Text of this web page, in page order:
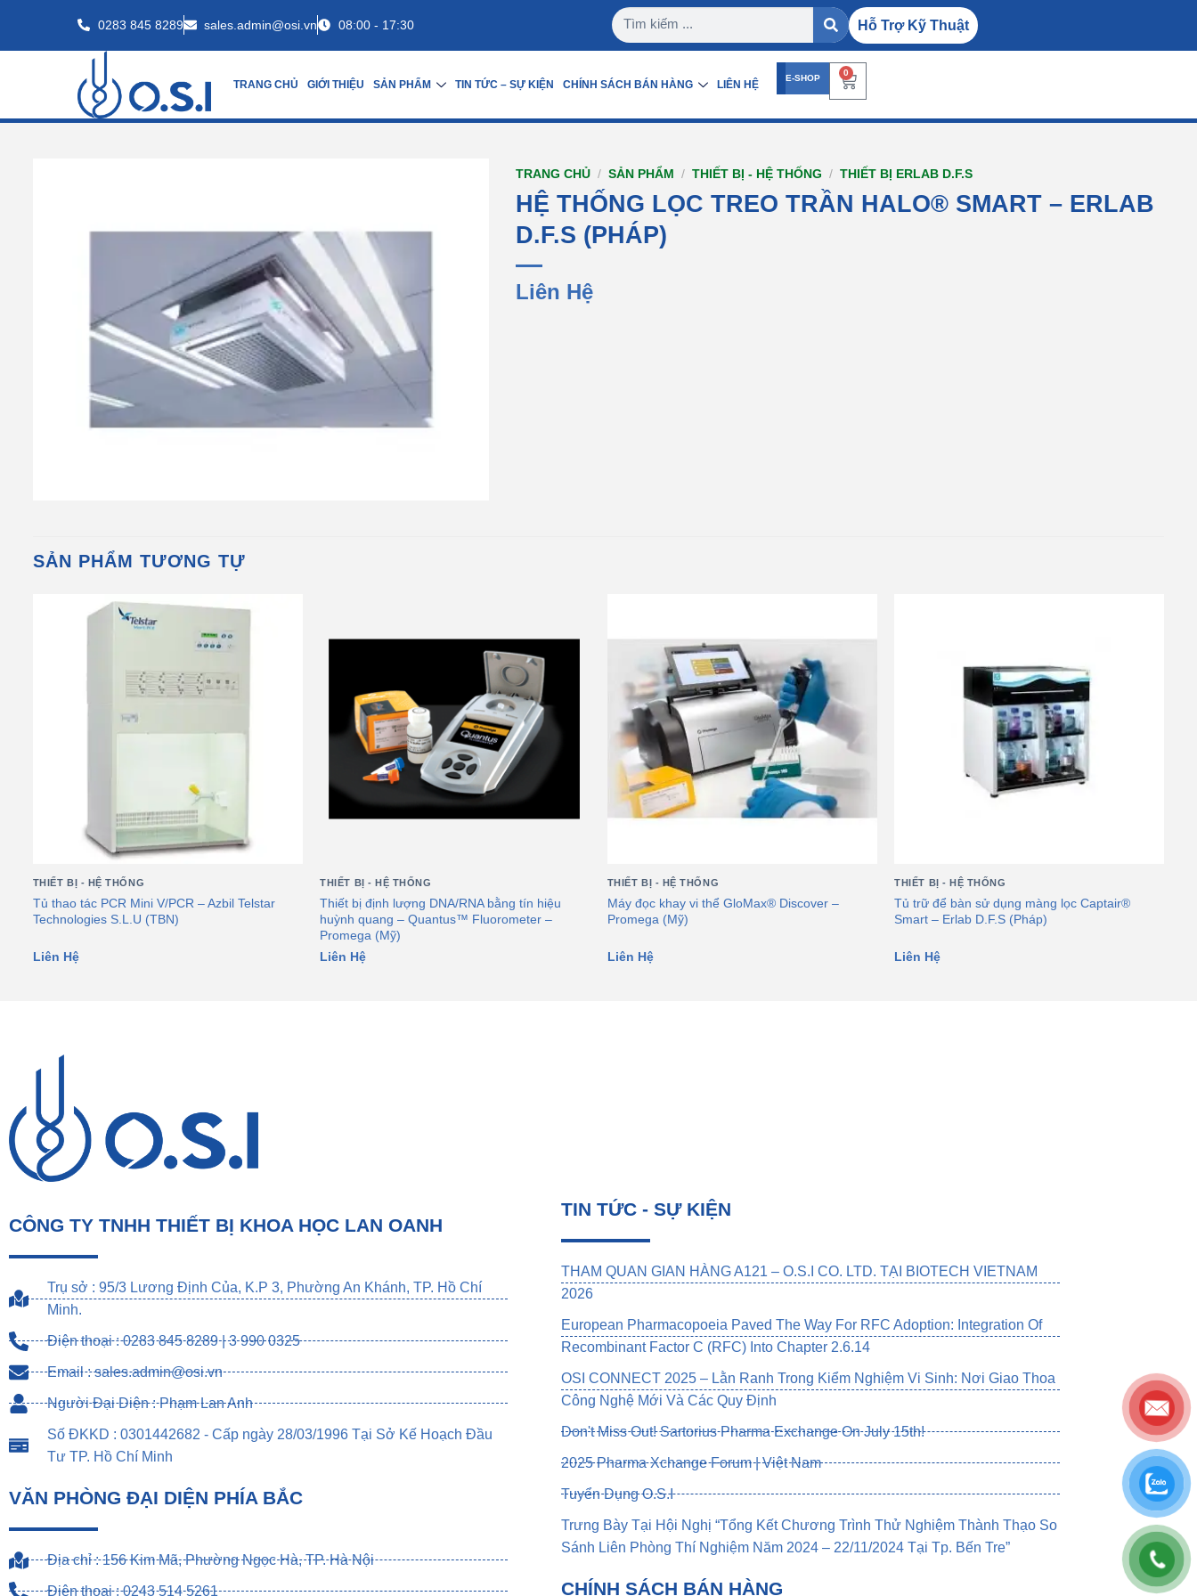
0283 845 8289 sales.admin@osi.vn 08:00 - 17:30 Hỗ Trợ Kỹ Thuật
TRANG CHỦ GIỚI THIỆU SẢN PHẨM TIN TỨC – SỰ KIỆN CHÍNH SÁCH BÁN HÀNG LIÊN HỆ E-SHOP
0
TRANG CHỦ / SẢN PHẨM / THIẾT BỊ - HỆ THỐNG / THIẾT BỊ ERLAB D.F.S
HỆ THỐNG LỌC TREO TRẦN HALO® SMART – ERLAB
D.F.S (PHÁP)
Liên Hệ
SẢN PHẨM TƯƠNG TỰ
THIẾT BỊ - HỆ THỐNG
Tủ thao tác PCR Mini V/PCR – Azbil Telstar
Technologies S.L.U (TBN)
Liên Hệ
THIẾT BỊ - HỆ THỐNG
Thiết bị định lượng DNA/RNA bằng tín hiệu
huỳnh quang – Quantus™ Fluorometer –
Promega (Mỹ)
Liên Hệ
THIẾT BỊ - HỆ THỐNG
Máy đọc khay vi thể GloMax® Discover –
Promega (Mỹ)
Liên Hệ
THIẾT BỊ - HỆ THỐNG
Tủ trữ để bàn sử dụng màng lọc Captair®
Smart – Erlab D.F.S (Pháp)
Liên Hệ
CÔNG TY TNHH THIẾT BỊ KHOA HỌC LAN OANH
Trụ sở : 95/3 Lương Định Của, K.P 3, Phường An Khánh, TP. Hồ Chí
Minh.
Điện thoại : 0283 845 8289 | 3 990 0325
Email : sales.admin@osi.vn
Người Đại Diện : Phạm Lan Anh
Số ĐKKD : 0301442682 - Cấp ngày 28/03/1996 Tại Sở Kế Hoạch Đầu
Tư TP. Hồ Chí Minh
VĂN PHÒNG ĐẠI DIỆN PHÍA BẮC
Địa chỉ : 156 Kim Mã, Phường Ngọc Hà, TP. Hà Nội
Điện thoại : 0243 514 5261
TIN TỨC - SỰ KIỆN
THAM QUAN GIAN HÀNG A121 – O.S.I CO. LTD. TẠI BIOTECH VIETNAM
2026
European Pharmacopoeia Paved The Way For RFC Adoption: Integration Of
Recombinant Factor C (rFC) Into Chapter 2.6.14
OSI CONNECT 2025 – Lằn Ranh Trong Kiểm Nghiệm Vi Sinh: Nơi Giao Thoa
Công Nghệ Mới Và Các Quy Định
Don't Miss Out! Sartorius Pharma Exchange On July 15th!
2025 Pharma Xchange Forum | Việt Nam
Tuyển Dụng O.S.I
Trưng Bày Tại Hội Nghị “Tổng Kết Chương Trình Thử Nghiệm Thành Thạo So
Sánh Liên Phòng Thí Nghiệm Năm 2024 – 22/11/2024 Tại Tp. Bến Tre”
CHÍNH SÁCH BÁN HÀNG